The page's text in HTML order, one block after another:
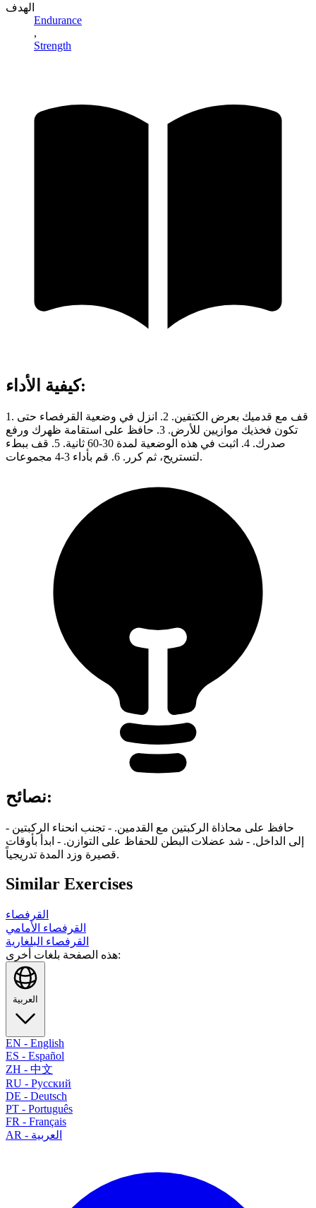
الهدف
Endurance
,
Strength
كيفية الأداء:
1. قف مع قدميك بعرض الكتفين. 2. انزل في وضعية القرفصاء حتى
تكون فخذيك موازيين للأرض. 3. حافظ على استقامة ظهرك ورفع
صدرك. 4. اثبت في هذه الوضعية لمدة 30-60 ثانية. 5. قف ببطء
لتستريح، ثم كرر. 6. قم بأداء 3-4 مجموعات.
نصائح:
- حافظ على محاذاة الركبتين مع القدمين. - تجنب انحناء الركبتين
إلى الداخل. - شد عضلات البطن للحفاظ على التوازن. - ابدأ بأوقات
قصيرة وزد المدة تدريجياً.
Similar Exercises
القرفصاء
القرفصاء الأمامي
القرفصاء البلغارية
هذه الصفحة بلغات أخرى:
العربية
EN - English
ES - Español
ZH - 中文
RU - Русский
DE - Deutsch
PT - Português
FR - Français
AR - العربية